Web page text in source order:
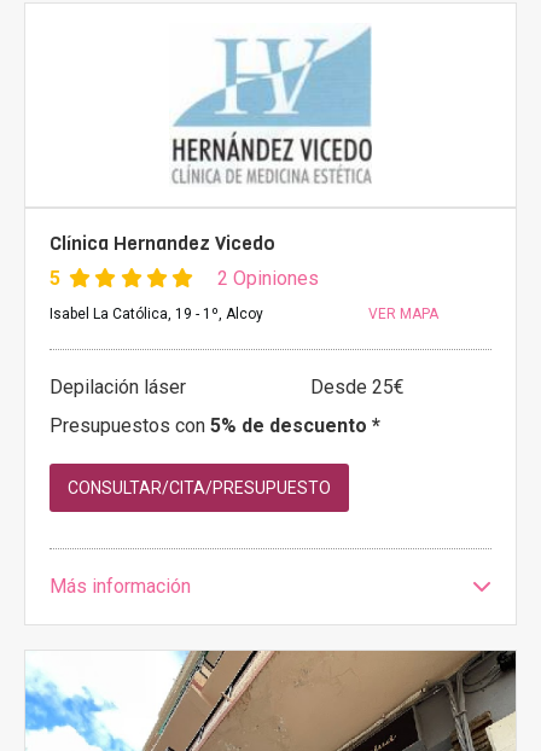
Clínica Hernandez Vicedo
5 2 Opiniones
Isabel La Católica, 19 - 1º, Alcoy VER MAPA
Depilación láser
Desde 25€
Presupuestos con 5% de descuento *
CONSULTAR/CITA/PRESUPUESTO
Más información